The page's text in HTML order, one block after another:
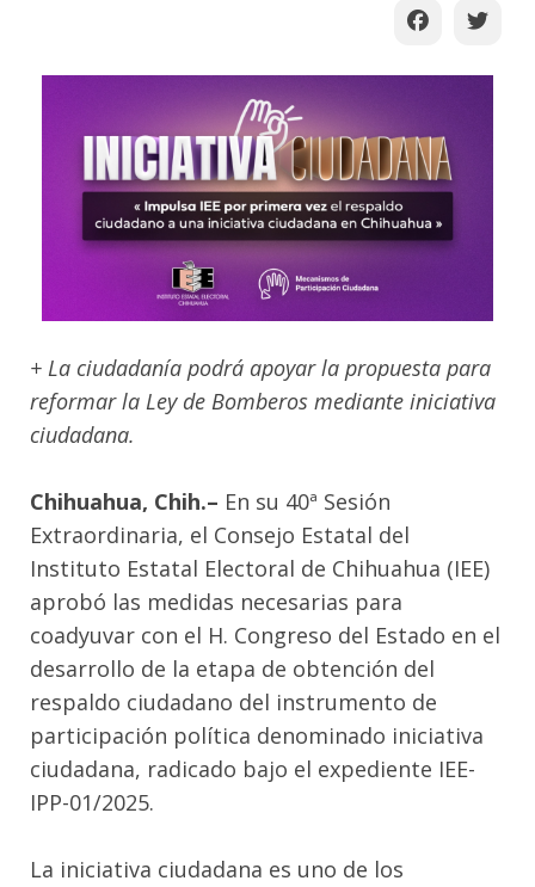
+ La ciudadanía podrá apoyar la propuesta para
reformar la Ley de Bomberos mediante iniciativa
ciudadana.
Chihuahua, Chih.– En su 40ª Sesión
Extraordinaria, el Consejo Estatal del
Instituto Estatal Electoral de Chihuahua (IEE)
aprobó las medidas necesarias para
coadyuvar con el H. Congreso del Estado en el
desarrollo de la etapa de obtención del
respaldo ciudadano del instrumento de
participación política denominado iniciativa
ciudadana, radicado bajo el expediente IEE-
IPP-01/2025.
La iniciativa ciudadana es uno de los